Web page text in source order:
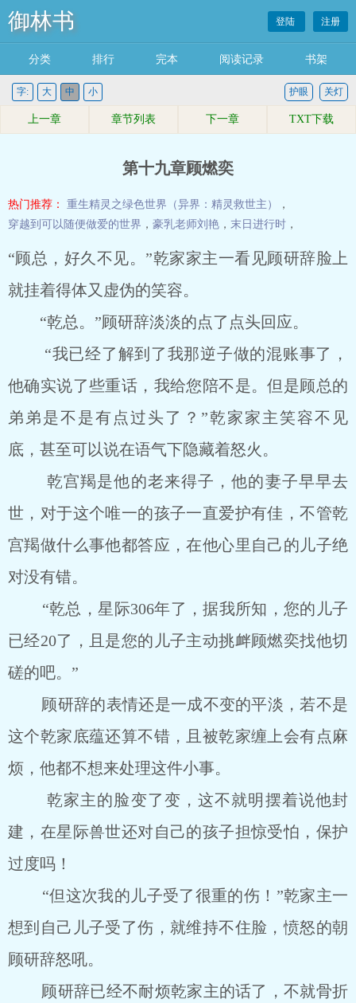
御林书 登陆 注册
分类 排行 完本 阅读记录 书架
字: 大 中 小 关灯
护眼
上一章 章节列表 下一章 TXT下载
第十九章顾燃奕
热门推荐： 重生精灵之绿色世界（异界：精灵救世主）
，
穿越到可以随便做爱的世界 ， 豪乳老师刘艳 ， 末日进行时 ，
“顾总，好久不见。”乾家家主一看见顾研辞脸上
就挂着得体又虚伪的笑容。
“乾总。”顾研辞淡淡的点了点头回应。
“我已经了解到了我那逆子做的混账事了，
他确实说了些重话，我给您陪不是。但是顾总的
弟弟是不是有点过头了？”乾家家主笑容不见
底，甚至可以说在语气下隐藏着怒火。
乾宫羯是他的老来得子，他的妻子早早去
世，对于这个唯一的孩子一直爱护有佳，不管乾
宫羯做什么事他都答应，在他心里自己的儿子绝
对没有错。
“乾总，星际306年了，据我所知，您的儿子
已经20了，且是您的儿子主动挑衅顾燃奕找他切
磋的吧。”
顾研辞的表情还是一成不变的平淡，若不是
这个乾家底蕴还算不错，且被乾家缠上会有点麻
烦，他都不想来处理这件小事。
乾家主的脸变了变，这不就明摆着说他封
建，在星际兽世还对自己的孩子担惊受怕，保护
过度吗！
“但这次我的儿子受了很重的伤！”乾家主一
想到自己儿子受了伤，就维持不住脸，愤怒的朝
顾研辞怒吼。
顾研辞已经不耐烦乾家主的话了，不就骨折